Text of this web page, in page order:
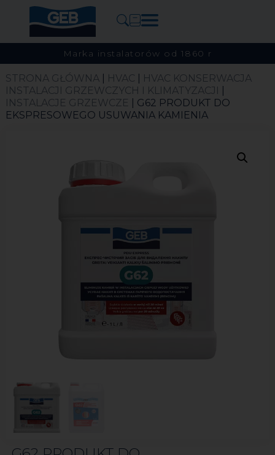
Marka instalatorów od 1860 r
STRONA GŁÓWNA| HVAC
HVAC KONSERWACJA
INSTALACJI GRZEWCZYCH I KLIMATYZACJI
INSTALACJE GRZEWCZE
| G62 PRODUKT DO
EKSPRESOWEGO USUWANIA KAMIENIA